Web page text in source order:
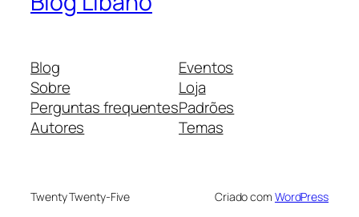
Blog
Sobre
Perguntas frequentes
Autores
Eventos
Loja
Padrões
Temas
Twenty Twenty-Five Criado com WordPress